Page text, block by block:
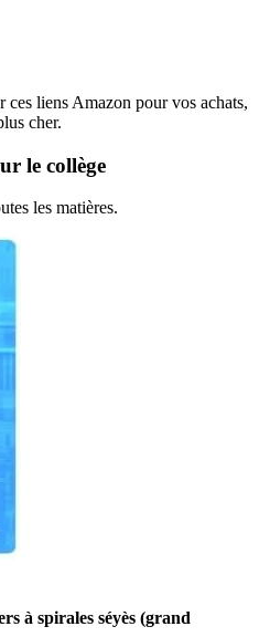
liens Amazon pour vos achats,
cher.
le collège
les matières.
à spirales séyès (grand